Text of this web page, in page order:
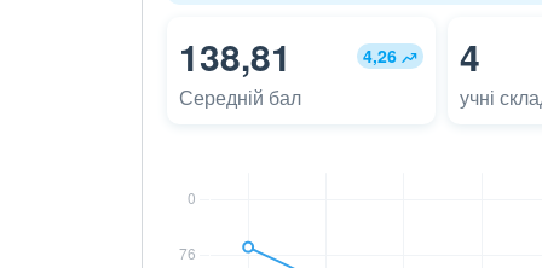
138,81 4,26
Середній бал
4
учні